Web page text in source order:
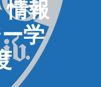
情報
学